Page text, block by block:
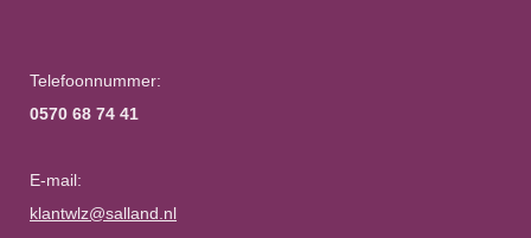
Telefoonnummer:
0570 68 74 41
E-mail:
klantwlz@salland.nl